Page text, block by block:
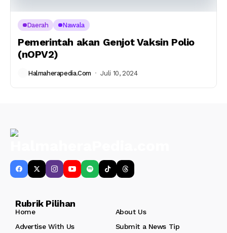
Daerah Nawala
Pemerintah akan Genjot Vaksin Polio
(nOPV2)
Halmaherapedia.com Juli 10, 2024
Rubrik Pilihan
Home
About Us
Advertise With Us
Submit a News Tip